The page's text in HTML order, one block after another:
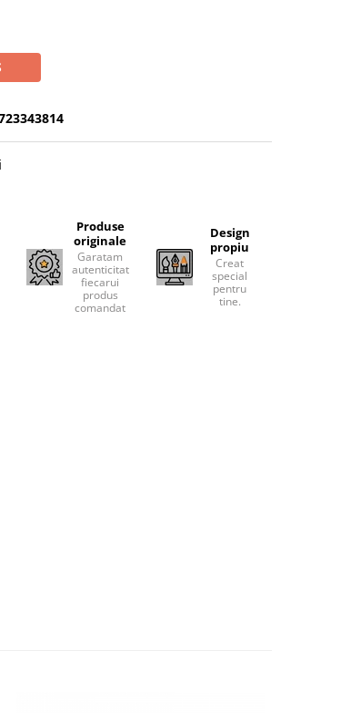
Produse
originale
Garatam
autenticitatea
fiecarui
produs
comandat
Design
propiu
Creat
special
pentru
tine.